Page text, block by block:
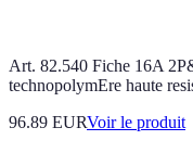
Art. 82.540 Fiche 16A
technopolymEre haute
96.89 EURVoir le produit